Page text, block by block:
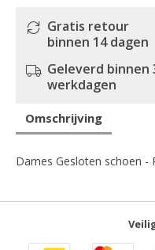
Gratis retour
binnen 14 dagen
Geleverd binnen
werkdagen
Omschrijving
Dames Gesloten schoen -